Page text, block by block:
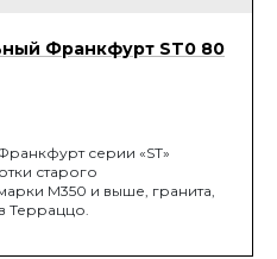
Франкфурт ST0 80
серии «ST»
старого
М350 и выше, гранита,
Терраццо.